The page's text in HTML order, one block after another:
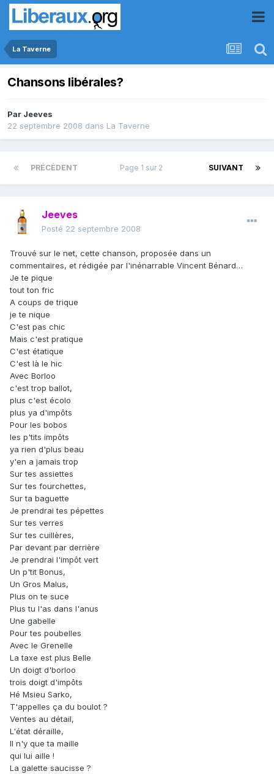
La Taverne
Chansons libérales?
Par Jeeves
22 septembre 2008 dans La Taverne
PRÉCÉDENT SUIVANT
Page 1 sur 2
Jeeves
Posté 22 septembre 2008
Trouvé sur le net, cette chanson, proposée dans un
commentaires, et rédigée par l'inénarrable Vincent Bénard…
Je te pique
tout ton fric
A coups de trique
je te nique
C'est pas chic
Mais c'est pratique
C'est étatique
C'est là le hic
Avec Borloo
c'est trop ballot,
plus c'est écolo
plus ya d'impôts
Pour les bobos
les p'tits impôts
ya rien d'plus beau
y'en a jamais trop
Sur tes assiettes
Sur tes fourchettes,
Sur ta baguette
Je prendrai tes pépettes
Sur tes verres
Sur tes cuillères,
Par devant par derrière
Je prendrai l'impôt vert
Un p'tit Bonus,
Un Gros Malus,
Plus on te suce
Plus tu l'as dans l'anus
Une gabelle
Pour tes poubelles
Avec le Grenelle
La taxe est plus Belle
Un doigt d'borloo
trois doigt d'impôts
Hé Msieu Sarko,
T'appelles ça du boulot ?
Ventes au détail,
L'état déraille,
Il n'y que ta maille
qui lui aille !
La galette saucisse ?